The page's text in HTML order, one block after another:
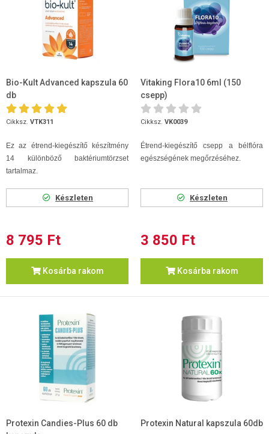
Bio-Kult Advanced kapszula 60
db
Cikksz. VTK311
Ez az étrend-kiegészítő készítmény
14 különböző baktériumtörzset
tartalmaz.
Készleten
8 795 Ft
Kosárba rakom
Vitaking Flora10 6ml (150
csepp)
Cikksz. VK0039
Étrend-kiegészítő csepp a bélflóra
egészségének megőrzéséhez.
Készleten
3 850 Ft
Kosárba rakom
Protexin Candies-Plus 60 db
Protexin Natural kapszula 60db